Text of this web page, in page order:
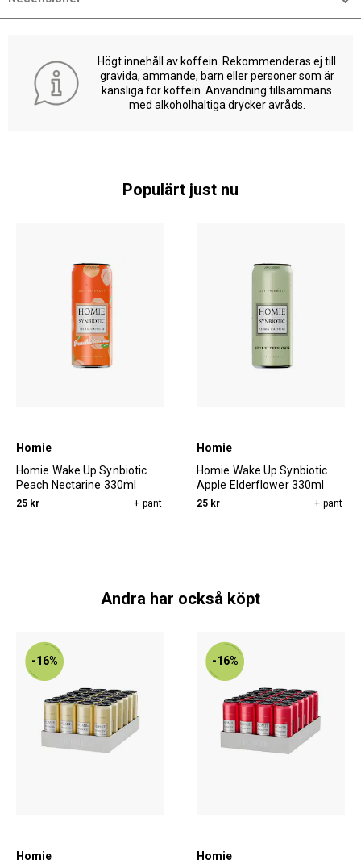
Högt innehåll av koffein. Rekommenderas ej till
gravida, ammande, barn eller personer som är
känsliga för koffein. Användning tillsammans
med alkoholhaltiga drycker avråds.
Populärt just nu
Homie
Homie Wake Up Synbiotic
Peach Nectarine 330ml
25 kr + pant
Homie
Homie Wake Up Synbiotic
Apple Elderflower 330ml
25 kr + pant
Andra har också köpt
-16%
Homie
-16%
Homie